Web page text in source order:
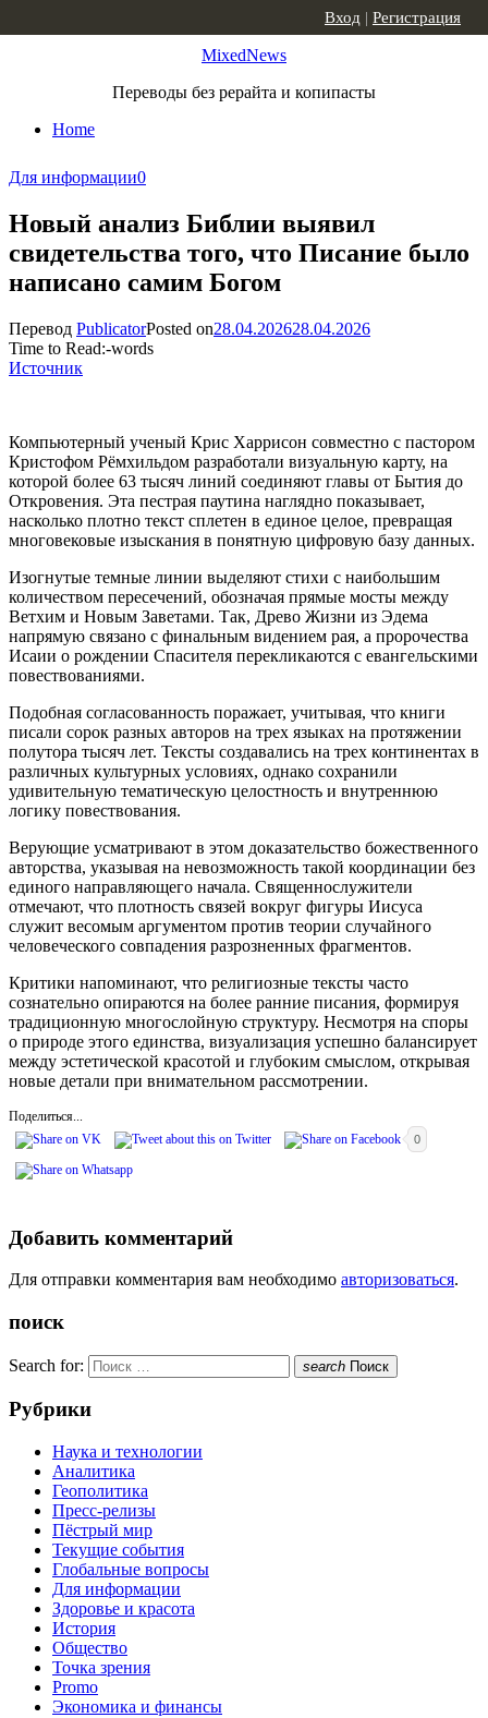
MixedNews
Переводы без рерайта и копипасты
Home
Вход | Регистрация
Для информации0
Новый анализ Библии выявил
свидетельства того, что Писание было
написано самим Богом
Перевод PublicatorPosted on28.04.202628.04.2026
Time to Read:-words
Источник
Компьютерный ученый Крис Харрисон совместно с пастором
Кристофом Рёмхильдом разработали визуальную карту, на
которой более 63 тысяч линий соединяют главы от Бытия до
Откровения. Эта пестрая паутина наглядно показывает,
насколько плотно текст сплетен в единое целое, превращая
многовековые изыскания в понятную цифровую базу данных.
Изогнутые темные линии выделяют стихи с наибольшим
количеством пересечений, обозначая прямые мосты между
Ветхим и Новым Заветами. Так, Древо Жизни из Эдема
напрямую связано с финальным видением рая, а пророчества
Исаии о рождении Спасителя перекликаются с евангельскими
повествованиями.
Подобная согласованность поражает, учитывая, что книги
писали сорок разных авторов на трех языках на протяжении
полутора тысяч лет. Тексты создавались на трех континентах в
различных культурных условиях, однако сохранили
удивительную тематическую целостность и внутреннюю
логику повествования.
Верующие усматривают в этом доказательство божественного
авторства, указывая на невозможность такой координации без
единого направляющего начала. Священнослужители
отмечают, что плотность связей вокруг фигуры Иисуса
служит весомым аргументом против теории случайного
человеческого совпадения разрозненных фрагментов.
Критики напоминают, что религиозные тексты часто
сознательно опираются на более ранние писания, формируя
традиционную многослойную структуру. Несмотря на споры
о природе этого единства, визуализация успешно балансирует
между эстетической красотой и глубоким смыслом, открывая
новые детали при внимательном рассмотрении.
Поделиться...
0
Добавить комментарий
Для отправки комментария вам необходимо авторизоваться.
поиск
Search for: search Поиск
Рубрики
Наука и технологии
Аналитика
Геополитика
Пресс-релизы
Пёстрый мир
Текущие события
Глобальные вопросы
Для информации
Здоровье и красота
История
Общество
Точка зрения
Promo
Экономика и финансы